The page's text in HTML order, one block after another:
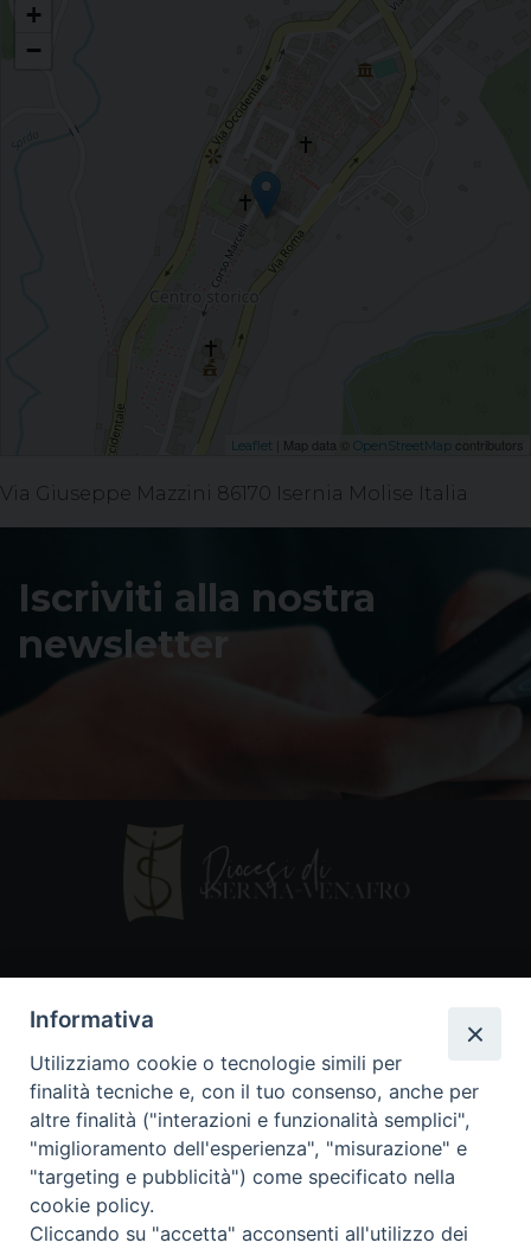
Mazzini a Isernia
+
−
Leaflet | Map data © OpenStreetMap contributors
Via Giuseppe Mazzini 86170 Isernia Molise Italia
Iscriviti alla nostra
newsletter
86170 Isernia
086550849
segreteria@diocesiiserniavenafro.it
I nostri social
Informativa
Utilizziamo cookie o tecnologie simili per
finalità tecniche e, con il tuo consenso, anche per
altre finalità ("interazioni e funzionalità semplici",
"miglioramento dell'esperienza", "misurazione" e
"targeting e pubblicità") come specificato nella
cookie policy.
Cliccando su "accetta" acconsenti all'utilizzo dei